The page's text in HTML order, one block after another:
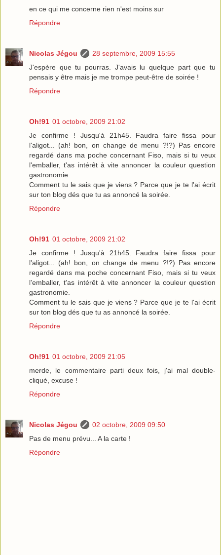
en ce qui me concerne rien n'est moins sur
Répondre
Nicolas Jégou
28 septembre, 2009 15:55
J'espère que tu pourras. J'avais lu quelque part que tu
pensais y être mais je me trompe peut-être de soirée !
Répondre
Oh!91 01 octobre, 2009 21:02
Je confirme ! Jusqu'à 21h45. Faudra faire fissa pour
l'aligot... (ah! bon, on change de menu ?!?) Pas encore
regardé dans ma poche concernant Fiso, mais si tu veux
l'emballer, t'as intérêt à vite annoncer la couleur question
gastronomie.
Comment tu le sais que je viens ? Parce que je te l'ai écrit
sur ton blog dés que tu as annoncé la soirée.
Répondre
Oh!91 01 octobre, 2009 21:02
Je confirme ! Jusqu'à 21h45. Faudra faire fissa pour
l'aligot... (ah! bon, on change de menu ?!?) Pas encore
regardé dans ma poche concernant Fiso, mais si tu veux
l'emballer, t'as intérêt à vite annoncer la couleur question
gastronomie.
Comment tu le sais que je viens ? Parce que je te l'ai écrit
sur ton blog dés que tu as annoncé la soirée.
Répondre
Oh!91 01 octobre, 2009 21:05
merde, le commentaire parti deux fois, j'ai mal double-
cliqué, excuse !
Répondre
Nicolas Jégou
02 octobre, 2009 09:50
Pas de menu prévu... A la carte !
Répondre